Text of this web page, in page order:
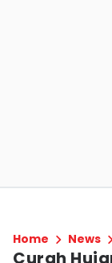
Home News
Curah